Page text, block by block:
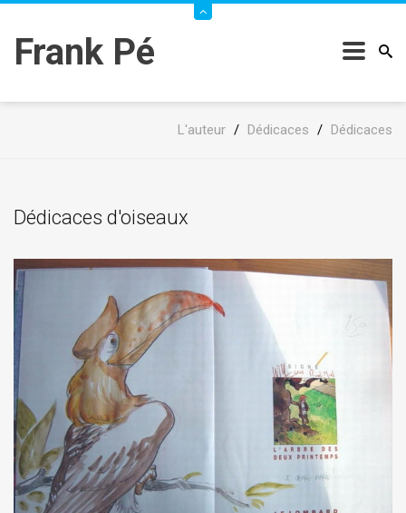
Frank Pé
L'auteur / Dédicaces / Dédicaces
Dédicaces d'oiseaux